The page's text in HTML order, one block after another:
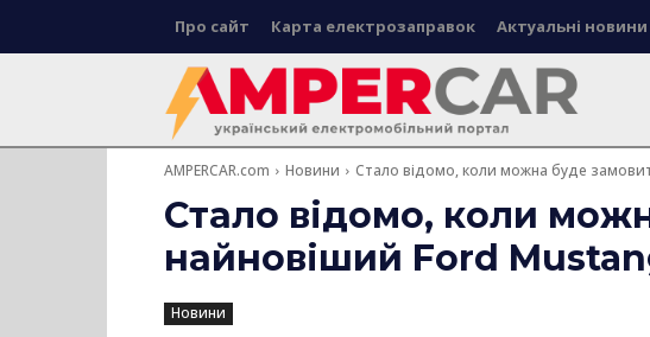
Про сайт Карта електрозаправок Актуальні новини
AMPERCAR.com Новини Стало відомо, коли можна буде
Стало відомо, коли
найновіший Ford
Новини